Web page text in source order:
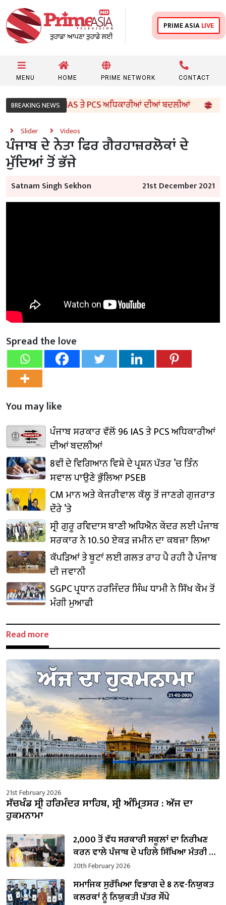
PRIME ASIALIVE
MENU HOME PRIME NETWORK CONTACT
BREAKING NEWS
ਵੱਲੋਂ 96 IAS ਤੇ PCS ਅਧਿਕਾਰੀਆਂ ਦੀਆਂ ਬਦਲੀਆਂ
Slider Videos
ਪੰਜਾਬ ਦੇ ਨੇਤਾ ਫਿਰ ਗੈਰਹਾਜ਼ਰਲੋਕਾਂ ਦੇ
ਮੁੱਦਿਆਂ ਤੋਂ ਭੱਜੇ
Satnam Singh Sekhon 21st December 2021
Spread the love
You may like
ਪੰਜਾਬ ਸਰਕਾਰ ਵੱਲੋਂ 96 IAS ਤੇ PCS ਅਧਿਕਾਰੀਆਂ
ਦੀਆਂ ਬਦਲੀਆਂ
8ਵੀਂ ਦੇ ਵਿਗਿਆਨ ਵਿਸ਼ੇ ਦੇ ਪ੍ਰਸ਼ਨ ਪੱਤਰ ’ਚ ਤਿੰਨ
ਸਵਾਲ ਪਾਉਣੇ ਭੁੱਲਿਆ PSEB
CM ਮਾਨ ਅਤੇ ਕੇਜਰੀਵਾਲ ਕੱਲ੍ਹ ਤੋਂ ਜਾਣਗੇ ਗੁਜਰਾਤ
ਦੌਰੇ ’ਤੇ
ਸ੍ਰੀ ਗੁਰੂ ਰਵਿਦਾਸ ਬਾਣੀ ਅਧਿਐਨ ਕੇਂਦਰ ਲਈ ਪੰਜਾਬ
ਸਰਕਾਰ ਨੇ 10.50 ਏਕੜ ਜ਼ਮੀਨ ਦਾ ਕਬਜ਼ਾ ਲਿਆ
ਕੱਪੜਿਆਂ ਤੇ ਬੂਟਾਂ ਲਈ ਗਲਤ ਰਾਹ ਪੈ ਰਹੀ ਹੈ ਪੰਜਾਬ
ਦੀ ਜਵਾਨੀ
SGPC ਪ੍ਰਧਾਨ ਹਰਜਿੰਦਰ ਸਿੰਘ ਧਾਮੀ ਨੇ ਸਿੱਖ ਕੌਮ ਤੋਂ
ਮੰਗੀ ਮੁਆਫੀ
Read more
21st February 2026
ਸੱਚਖੰਡ ਸ੍ਰੀ ਹਰਿਮੰਦਰ ਸਾਹਿਬ, ਸ੍ਰੀ ਅੰਮ੍ਰਿਤਸਰ : ਅੱਜ ਦਾ
ਹੁਕਮਨਾਮਾ
2,000 ਤੋਂ ਵੱਧ ਸਰਕਾਰੀ ਸਕੂਲਾਂ ਦਾ ਨਿਰੀਖਣ
ਕਰਨ ਵਾਲੇ ਪੰਜਾਬ ਦੇ ਪਹਿਲੇ ਸਿੱਖਿਆ ਮੰਤਰੀ ਬਣੇ
ਹਰਜੋਤ ਸਿੰਘ ਬੈਂਸ
20th February 2026
ਸਮਾਜਿਕ ਸੁਰੱਖਿਆ ਵਿਭਾਗ ਦੇ 8 ਨਵ-ਨਿਯੁਕਤ
ਕਲਰਕਾਂ ਨੂੰ ਨਿਯੁਕਤੀ ਪੱਤਰ ਸੌਂਪੇ